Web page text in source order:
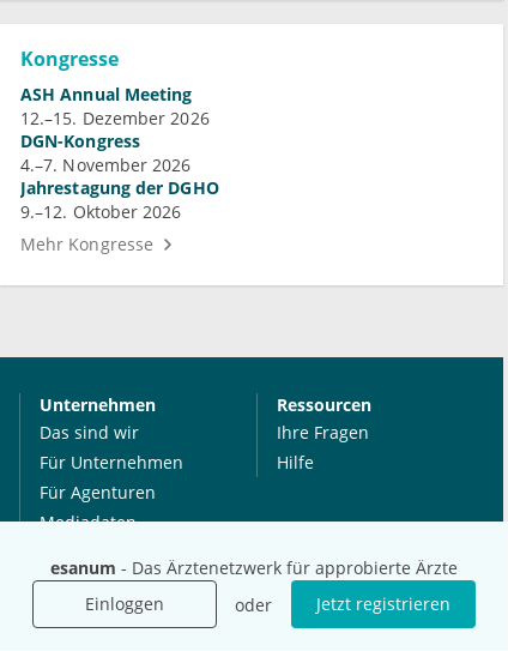
esanum - Das Ärztenetzwerk für approbierte Ärzte
Einloggen
oder Jetzt registrieren
Kongresse
ASH Annual Meeting
12.–15. Dezember 2026
DGN-Kongress
4.–7. November 2026
Jahrestagung der DGHO
9.–12. Oktober 2026
Mehr Kongresse
Unternehmen
Das sind wir
Für Unternehmen
Für Agenturen
Mediadaten
Karriere
Ressourcen
Ihre Fragen
Hilfe